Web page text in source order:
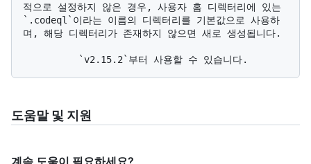
적으로 설정하지 않은 경우, 사용자 홈 디렉터리에 있는
`.codeql`이라는 이름의 디렉터리를 기본값으로 사용하
며, 해당 디렉터리가 존재하지 않으면 새로 생성됩니다.
도움말 및 지원
계속 도움이 필요하세요?